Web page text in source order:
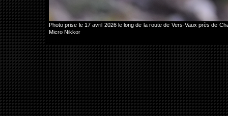
Photo prise le 17 avril 2026 le long de la route de Vers-Vaux près de
Micro Nikkor